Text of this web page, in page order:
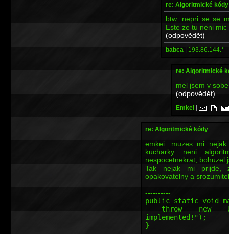
re: Algoritmické kódy
btw: nepri se se
Este ze tu neni mic
(odpovědět)
babca | 193.86.144.*
re: Algoritmické
mel jsem v
(odpovědět)
Emkei | | |
re: Algoritmické kódy
emkei: muzes mi
kucharky neni
nespocetnekrat, bohuzel
Tak nejak mi prijde,
opakovatelny a
----------
public static void
throw new
implemented!");
}